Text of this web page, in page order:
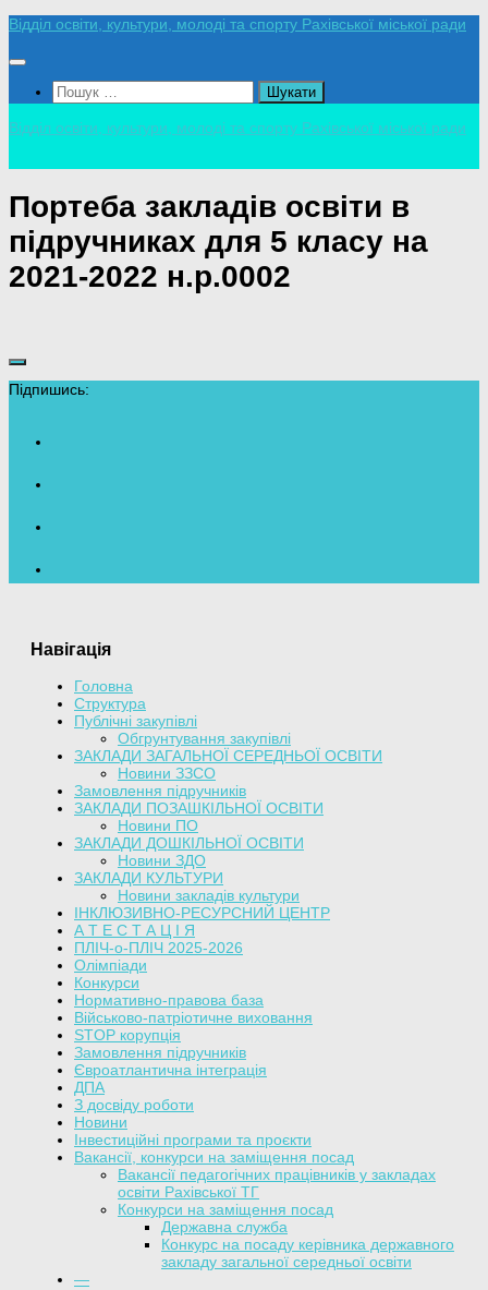
Skip
content
Відділ освіти, культури, молоді та спорту Рахівської міської ради
Пошук:
Відділ освіти, культури, молоді та спорту Рахівської міської ради
Портеба закладів освіти в
підручниках для 5 класу на
2021-2022 н.р.0002
Підпишись:
Навігація
Головна
Структура
Публічні закупівлі
Обгрунтування закупівлі
ЗАКЛАДИ ЗАГАЛЬНОЇ СЕРЕДНЬОЇ ОСВІТИ
Новини ЗЗСО
Замовлення підручників
ЗАКЛАДИ ПОЗАШКІЛЬНОЇ ОСВІТИ
Новини ПО
ЗАКЛАДИ ДОШКІЛЬНОЇ ОСВІТИ
Новини ЗДО
ЗАКЛАДИ КУЛЬТУРИ
Новини закладів культури
ІНКЛЮЗИВНО-РЕСУРСНИЙ ЦЕНТР
А Т Е С Т А Ц І Я
ПЛІЧ-о-ПЛІЧ 2025-2026
Олімпіади
Конкурси
Нормативно-правова база
Військово-патріотичне виховання
STOP корупція
Замовлення підручників
Євроатлантична інтеграція
ДПА
З досвіду роботи
Новини
Інвестиційні програми та проєкти
Вакансії, конкурси на заміщення посад
Вакансії педагогічних працівників у закладах
освіти Рахівської ТГ
Конкурси на заміщення посад
Державна служба
Конкурс на посаду керівника державного
закладу загальної середньої освіти
—